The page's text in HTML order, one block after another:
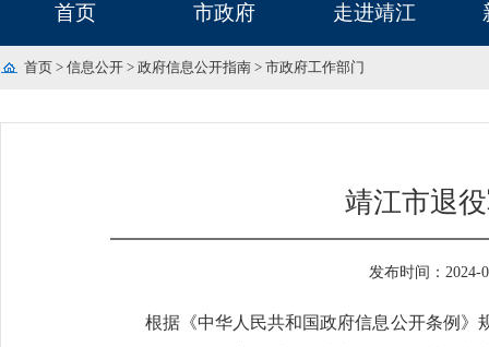
首页 市政府 走进靖江
首页 > 信息公开 > 政府信息公开指南 > 市政府工作部门
靖江市退
发布时间：2024-
根据《中华人民共和国政府信息公开条例》